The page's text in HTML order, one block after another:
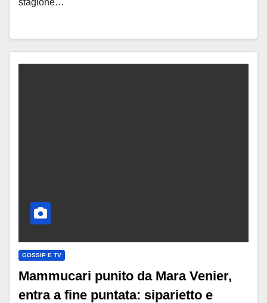
stagione…
GOSSIP E TV
Mammucari punito da Mara Venier,
entra a fine puntata: siparietto e